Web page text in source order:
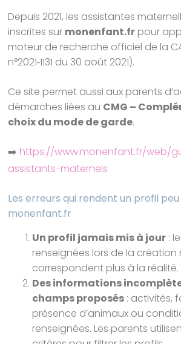
Depuis 2021, les assistantes
inscrites sur monenfant.fr pour
moteur de recherche officiel de la
n°2021‑1131 du 30 août 2021).
Ce site permet aussi aux parents
démarches liées au CMG –
choix du mode de garde.
➡️ https://www.monenfant.fr/web/
assistants-maternels
Les erreurs qui rendent un profil peu
monenfant.fr
Un profil jamais mis à jour :
renseignées lors de la création
correspondent plus à la réalité.
Des informations
champs proposés : activités,
présence d’animaux ou
renseignées. Les parents